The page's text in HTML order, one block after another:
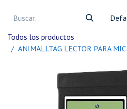
Todos los productos
ANIMALLTAG LECTOR PARA